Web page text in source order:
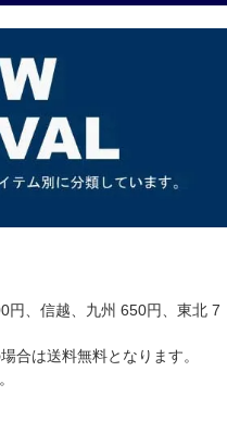
円、信越、九州 650円、東北 7
合は送料無料となります。